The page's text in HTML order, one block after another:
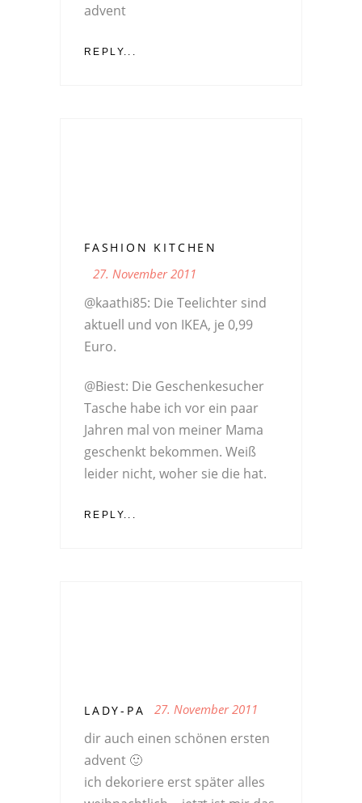
advent
REPLY...
FASHION KITCHEN
27. November 2011
@kaathi85: Die Teelichter sind
aktuell und von IKEA, je 0,99
Euro.
@Biest: Die Geschenkesucher
Tasche habe ich vor ein paar
Jahren mal von meiner Mama
geschenkt bekommen. Weiß
leider nicht, woher sie die hat.
REPLY...
LADY-PA 27. November 2011
dir auch einen schönen ersten
advent 🙂
ich dekoriere erst später alles